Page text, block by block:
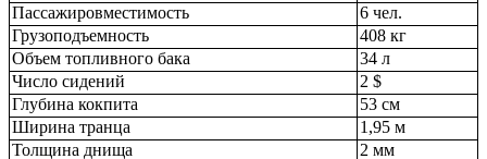
Пассажировместимость
6 чел.
Грузоподъемность
408 кг
Объем топливного бака
34 л
Число сидений
2 $
Глубина кокпита
53 см
Ширина транца
1,95 м
Толщина днища
2 мм